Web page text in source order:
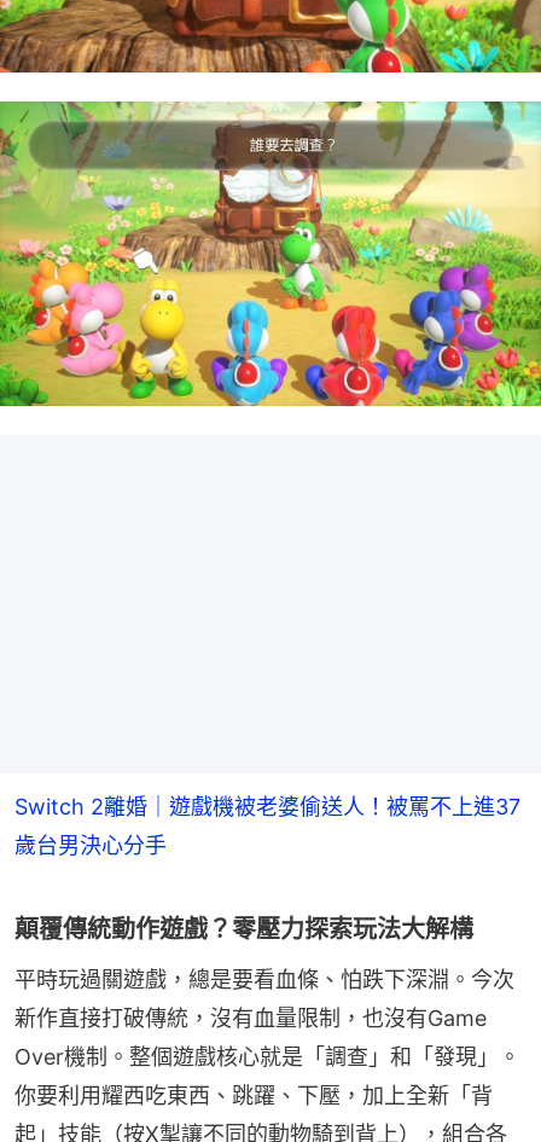
Switch 2離婚｜遊戲機被老婆偷送人！被罵不上進37
歲台男決心分手
顛覆傳統動作遊戲？零壓力探索玩法大解構
平時玩過關遊戲，總是要看血條、怕跌下深淵。今次
新作直接打破傳統，沒有血量限制，也沒有Game
Over機制。整個遊戲核心就是「調查」和「發現」。
你要利用耀西吃東西、跳躍、下壓，加上全新「背
起」技能（按X掣讓不同的動物騎到背上），組合各